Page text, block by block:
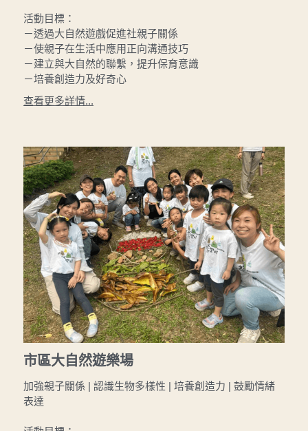
活動目標：
－透過大自然遊戲促進社親子關係
－使親子在生活中應用正向溝通技巧
－建立與大自然的聯繫，提升保育意識
－培養創造力及好奇心
查看更多詳情...
市區大自然遊樂場
加強親子關係 | 認識生物多樣性 | 培養創造力 | 鼓勵情緒
表達